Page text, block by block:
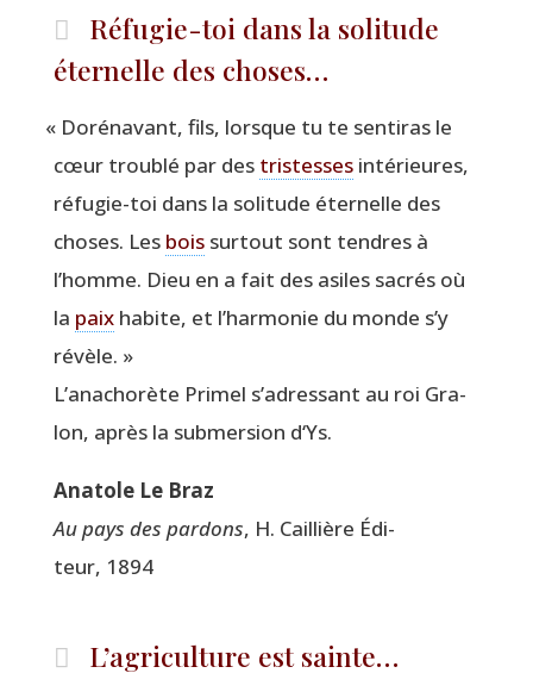
Réfugie-toi dans la solitude
éternelle des choses…
« Doré­na­vant, fils, lorsque tu te sen­ti­ras le
cœur trou­blé par des tris­tessesinté­rieures,
réfu­gie-toi dans la soli­tude éter­nelle des
choses. Les boissur­tout sont tendres à
l’homme. Dieu en a fait des asiles sacrés où
la paixhabite, et l’har­mo­nie du monde s’y
révèle. »
L’a­na­cho­rète Pri­mel s’adressant au roi Gra­
lon, après la sub­mer­sion d‘Ys.
Ana­tole Le Braz
Au pays des par­dons, H. Caillière Édi­
teur, 1894
L’agriculture est sainte…